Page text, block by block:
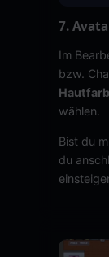
7.
Im
bzw.
wählen.
Bist du
du